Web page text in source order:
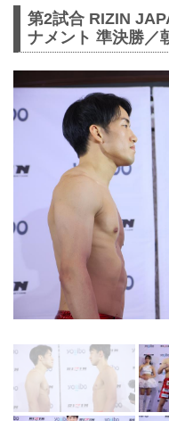
第2試合 RIZIN
ナメント 準決勝／